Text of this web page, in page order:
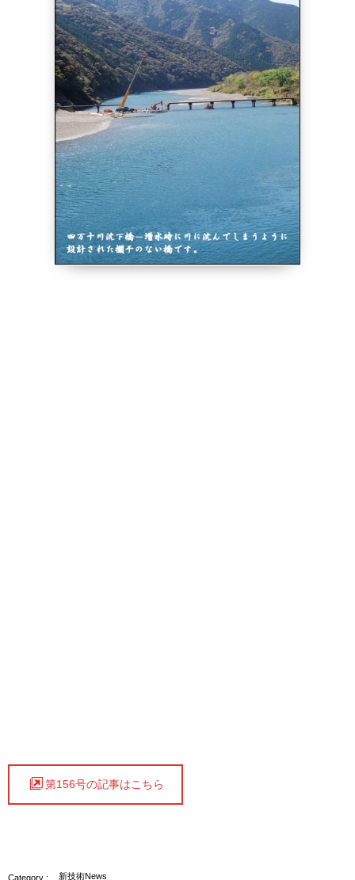
第156号の記事はこちら
新技術News